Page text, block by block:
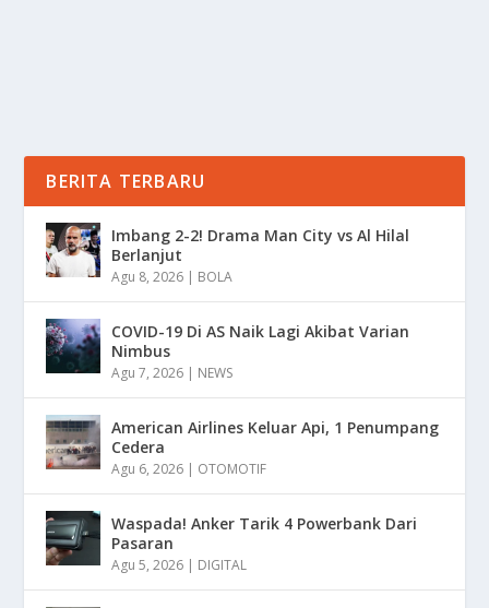
BERITA TERBARU
Imbang 2-2! Drama Man City vs Al Hilal
Berlanjut
Agu 8, 2026 | BOLA
COVID-19 Di AS Naik Lagi Akibat Varian
Nimbus
Agu 7, 2026 | NEWS
American Airlines Keluar Api, 1 Penumpang
Cedera
Agu 6, 2026 | OTOMOTIF
Waspada! Anker Tarik 4 Powerbank Dari
Pasaran
Agu 5, 2026 | DIGITAL